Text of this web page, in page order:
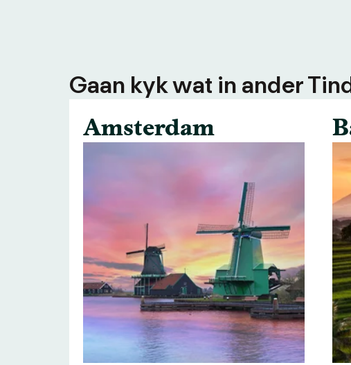
Gaan kyk wat in ander
Amsterdam